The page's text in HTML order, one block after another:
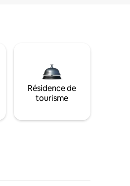
Résidence de
tourisme